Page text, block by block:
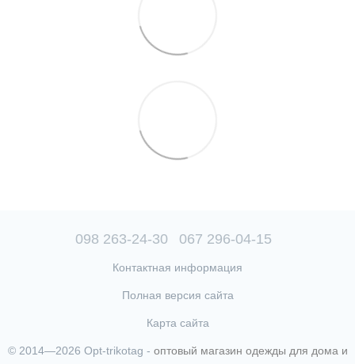
098 263-24-30 067 296-04-15
Контактная информация
Полная версия сайта
Карта сайта
© 2014—2026 Opt-trikotag - оптовый магазин одежды для дома и